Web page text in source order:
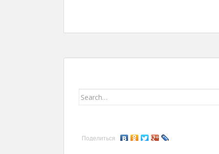
Search for:
Поделиться